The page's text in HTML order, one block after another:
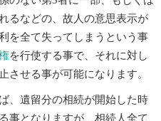
るなどの、故人の意思表示が
を全て失ってしまうという事
を行使する事で、それに対し
させる事が可能になります。
、遺留分の相続が開始した時
事となりますが、相続人全て